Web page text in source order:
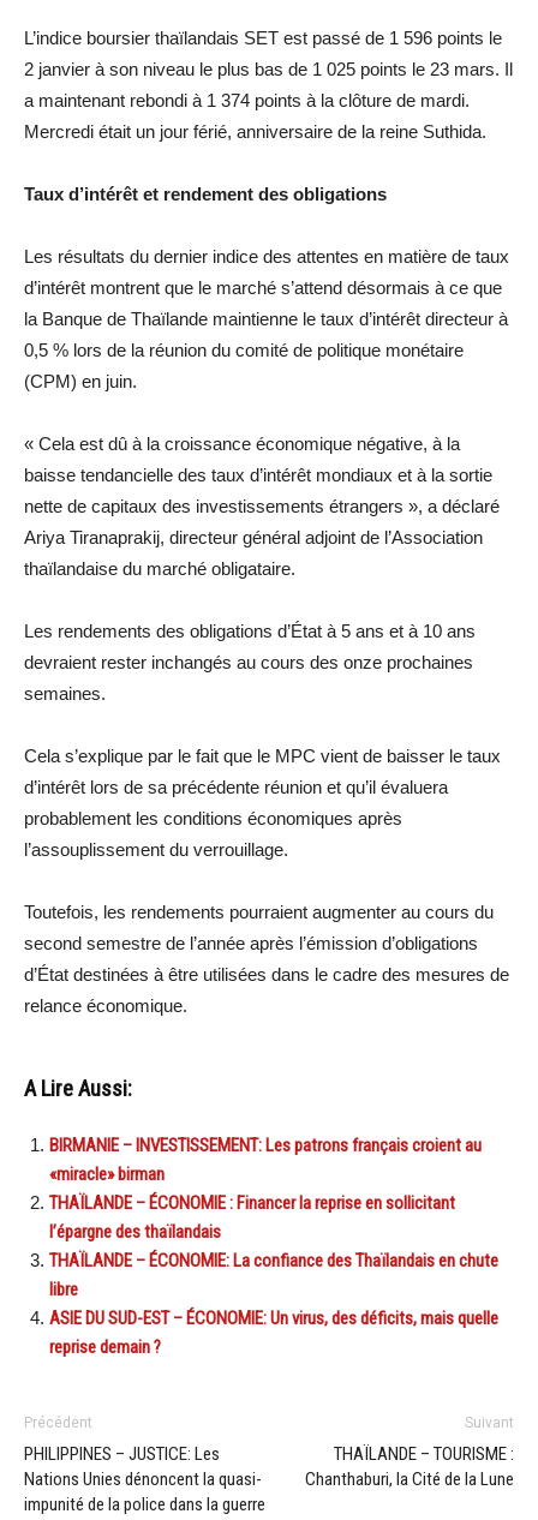
L’indice boursier thaïlandais SET est passé de 1 596 points le
2 janvier à son niveau le plus bas de 1 025 points le 23 mars. Il
a maintenant rebondi à 1 374 points à la clôture de mardi.
Mercredi était un jour férié, anniversaire de la reine Suthida.
Taux d’intérêt et rendement des obligations
Les résultats du dernier indice des attentes en matière de taux
d’intérêt montrent que le marché s’attend désormais à ce que
la Banque de Thaïlande maintienne le taux d’intérêt directeur à
0,5 % lors de la réunion du comité de politique monétaire
(CPM) en juin.
« Cela est dû à la croissance économique négative, à la
baisse tendancielle des taux d’intérêt mondiaux et à la sortie
nette de capitaux des investissements étrangers », a déclaré
Ariya Tiranaprakij, directeur général adjoint de l’Association
thaïlandaise du marché obligataire.
Les rendements des obligations d’État à 5 ans et à 10 ans
devraient rester inchangés au cours des onze prochaines
semaines.
Cela s’explique par le fait que le MPC vient de baisser le taux
d’intérêt lors de sa précédente réunion et qu’il évaluera
probablement les conditions économiques après
l’assouplissement du verrouillage.
Toutefois, les rendements pourraient augmenter au cours du
second semestre de l’année après l’émission d’obligations
d’État destinées à être utilisées dans le cadre des mesures de
relance économique.
A Lire Aussi:
BIRMANIE – INVESTISSEMENT: Les patrons français croient au
«miracle» birman
THAÏLANDE – ÉCONOMIE : Financer la reprise en sollicitant
l’épargne des thaïlandais
THAÏLANDE – ÉCONOMIE: La confiance des Thaïlandais en chute
libre
ASIE DU SUD-EST – ÉCONOMIE: Un virus, des déficits, mais quelle
reprise demain ?
Précédent
PHILIPPINES – JUSTICE: Les
Nations Unies dénoncent la quasi-
impunité de la police dans la guerre
Suivant
THAÏLANDE – TOURISME :
Chanthaburi, la Cité de la Lune